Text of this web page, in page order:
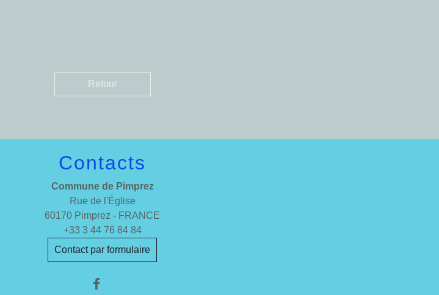
Retour
Contacts
Commune de Pimprez
Rue de l'Église
60170 Pimprez - FRANCE
+33 3 44 76 84 84
Contact par formulaire